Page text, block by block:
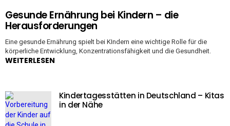
Gesunde Ernährung bei Kindern – die
Herausforderungen
Eine gesunde Ernährung spielt bei KIndern eine wichtige Rolle für die
körperliche Entwicklung, Konzentrationsfähigkeit und die Gesundheit.
WEITERLESEN
Kindertagesstätten in Deutschland – Kitas
in der Nähe